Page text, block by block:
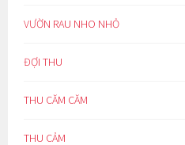
VƯỜN RAU NHO NHỎ
ĐỢI THU
THU CĂM CĂM
THU CẢM